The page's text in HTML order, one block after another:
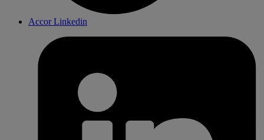
Accor Linkedin